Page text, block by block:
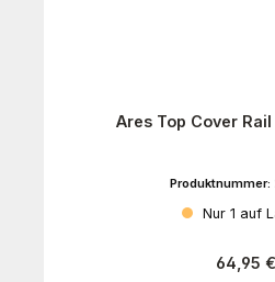
Ares Top Cover Rail
Produktnummer:
Nur 1 auf
64,95 €